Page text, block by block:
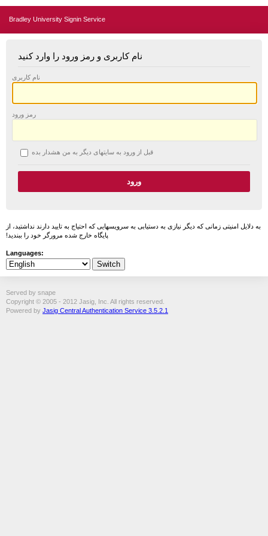
Bradley University Signin Service
نام کاربری و رمز ورود را وارد کنید
نام کاربری
رمز ورود
قبل از ورود به سایتهای دیگر به من هشدار بده
به دلایل امنیتی زمانی که دیگر نیازی به دستیابی به سرویسهایی که احتیاج به تایید دارند نداشتید، از
پایگاه خارج شده مرورگر خود را ببندید!
Languages:
Served by snape
Copyright © 2005 - 2012 Jasig, Inc. All rights reserved.
Powered by Jasig Central Authentication Service 3.5.2.1